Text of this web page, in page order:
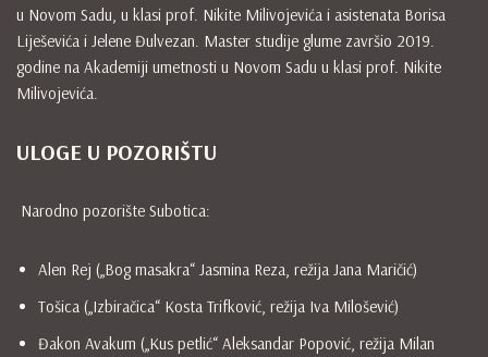
u Novom Sadu, u klasi prof. Nikite Milivojevića i asistenata Borisa
Liješevića i Jelene Đulvezan. Master studije glume završio 2019.
godine na Akademiji umetnosti u Novom Sadu u klasi prof. Nikite
Milivojevića.
ULOGE U POZORIŠTU
Narodno pozorište Subotica:
Alen Rej („Bog masakra“ Jasmina Reza, režija Jana Maričić)
Tošica („Izbiračica“ Kosta Trifković, režija Iva Milošević)
Đakon Avakum („Kus petlić“ Aleksandar Popović, režija Milan